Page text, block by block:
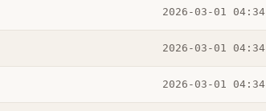
2026-03-01 04:34
2026-03-01 04:34
2026-03-01 04:34